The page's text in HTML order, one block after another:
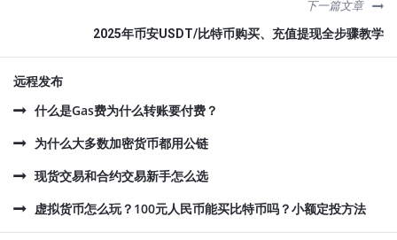
下一篇文章
2025年币安USDT/比特币购买、充值提现全步骤教学
远程发布
什么是Gas费为什么转账要付费？
为什么大多数加密货币都用公链
现货交易和合约交易新手怎么选
虚拟货币怎么玩？100元人民币能买比特币吗？小额定投方法